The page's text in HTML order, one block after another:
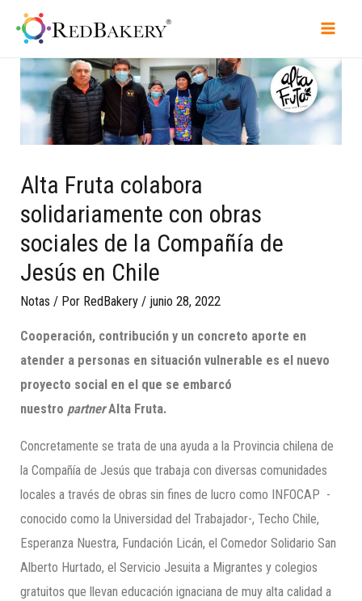
Alta Fruta colabora
solidariamente con obras
sociales de la Compañía de
Jesús en Chile
Notas / Por RedBakery / junio 28, 2022
Cooperación, contribución y un concreto aporte en
atender a personas en situación vulnerable es el nuevo
proyecto social en el que se embarcó
nuestro partner Alta Fruta.
Concretamente se trata de una ayuda a la Provincia chilena de
la Compañía de Jesús que trabaja con diversas comunidades
locales a través de obras sin fines de lucro como INFOCAP -
conocido como la Universidad del Trabajador-, Techo Chile,
Esperanza Nuestra, Fundación Licán, el Comedor Solidario San
Alberto Hurtado, el Servicio Jesuita a Migrantes y colegios
gratuitos que llevan educación ignaciana de muy alta calidad a